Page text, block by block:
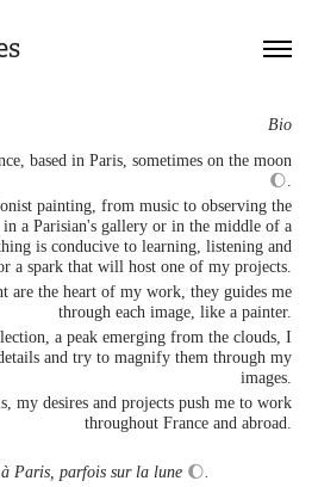
Bio
based in Paris, sometimes on the moon
🌔.
painting, from music to observing the
a Parisian's gallery or in the middle of a
is conducive to learning, listening and
a spark that will host one of my projects.
are the heart of my work, they guides me
through each image, like a painter.
a peak emerging from the clouds, I
and try to magnify them through my
images.
my desires and projects push me to work
throughout France and abroad.
à Paris, parfois sur la lune 🌔.